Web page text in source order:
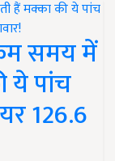
समय में
ये पांच
126.6